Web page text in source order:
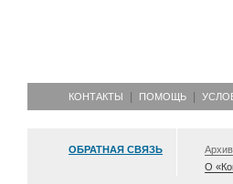
КОНТАКТЫ ПОМОЩЬ
ОБРАТНАЯ СВЯЗЬ Архив
О